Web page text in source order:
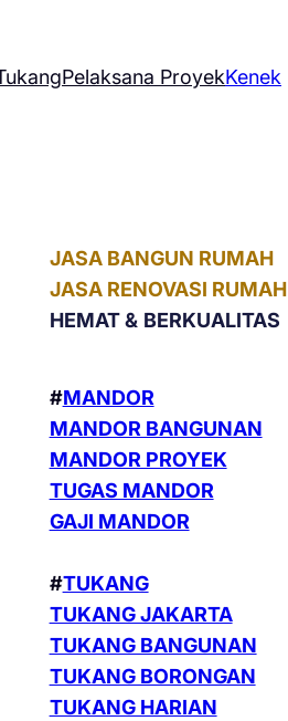
Pelaksana ProyekKenek
JASA BANGUN RUMAH
JASA RENOVASI RUMAH
HEMAT & BERKUALITAS
#MANDOR
MANDOR BANGUNAN
MANDOR PROYEK
TUGAS MANDOR
GAJI MANDOR
#TUKANG
TUKANG JAKARTA
TUKANG BANGUNAN
TUKANG BORONGAN
TUKANG HARIAN